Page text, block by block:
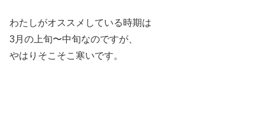
わたしがオススメしている時期は
3月の上旬〜中旬なのですが、
やはりそこそこ寒いです。